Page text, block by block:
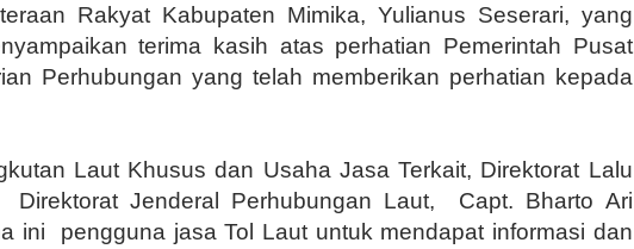
Rakyat Kabupaten Mimika, Yulianus Seserari, yang
terima kasih atas perhatian Pemerintah Pusat
Perhubungan yang telah memberikan perhatian kepada
Laut Khusus dan Usaha Jasa Terkait, Direktorat Lalu
Direktorat Jenderal Perhubungan Laut,
Capt. Bharto Ari
ini
pengguna jasa Tol Laut untuk mendapat informasi dan